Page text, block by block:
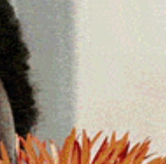
Facebook
ThreadsInstagram
X YouTube